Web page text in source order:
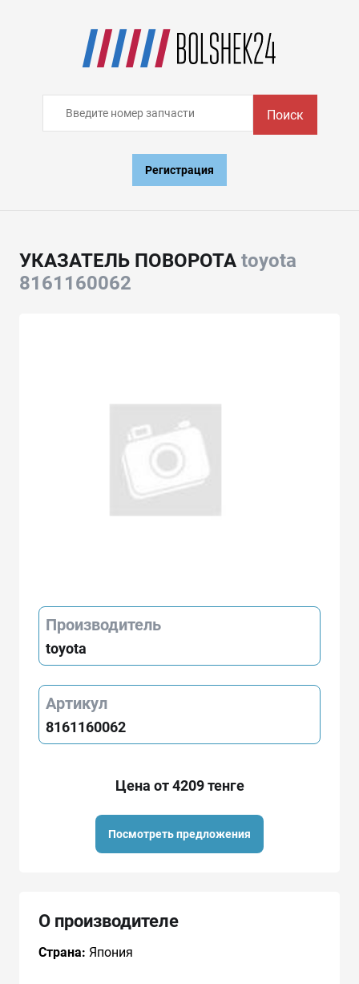
Поиск
Регистрация
УКАЗАТЕЛЬ ПОВОРОТА toyota
8161160062
Производитель
toyota
Артикул
8161160062
Цена от 4209 тенге
Посмотреть предложения
О производителе
Страна: Япония